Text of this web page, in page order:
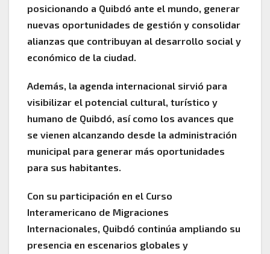
posicionando a Quibdó ante el mundo, generar
nuevas oportunidades de gestión y consolidar
alianzas que contribuyan al desarrollo social y
económico de la ciudad.
Además, la agenda internacional sirvió para
visibilizar el potencial cultural, turístico y
humano de Quibdó, así como los avances que
se vienen alcanzando desde la administración
municipal para generar más oportunidades
para sus habitantes.
Con su participación en el Curso
Interamericano de Migraciones
Internacionales, Quibdó continúa ampliando su
presencia en escenarios globales y